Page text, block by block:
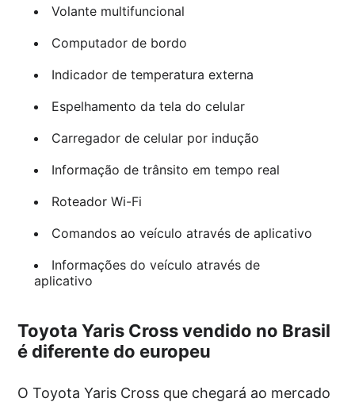
Volante multifuncional
Computador de bordo
Indicador de temperatura externa
Espelhamento da tela do celular
Carregador de celular por indução
Informação de trânsito em tempo real
Roteador Wi-Fi
Comandos ao veículo através de aplicativo
Informações do veículo através de
aplicativo
Toyota Yaris Cross vendido no Brasil
é diferente do europeu
O Toyota Yaris Cross que chegará ao mercado